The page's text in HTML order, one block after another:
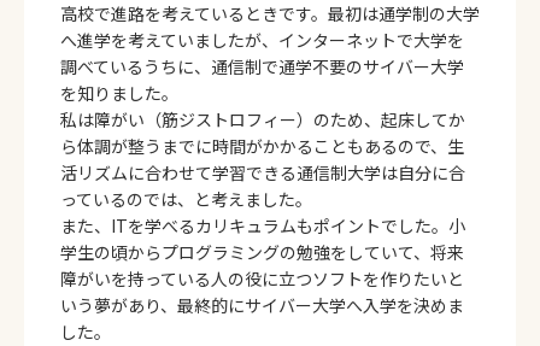
高校で進路を考えているときです。最初は通学制の大学
へ進学を考えていましたが、インターネットで大学を
調べているうちに、通信制で通学不要のサイバー大学
を知りました。
私は障がい（筋ジストロフィー）のため、起床してか
ら体調が整うまでに時間がかかることもあるので、生
活リズムに合わせて学習できる通信制大学は自分に合
っているのでは、と考えました。
また、ITを学べるカリキュラムもポイントでした。小
学生の頃からプログラミングの勉強をしていて、将来
障がいを持っている人の役に立つソフトを作りたいと
いう夢があり、最終的にサイバー大学へ入学を決めま
した。